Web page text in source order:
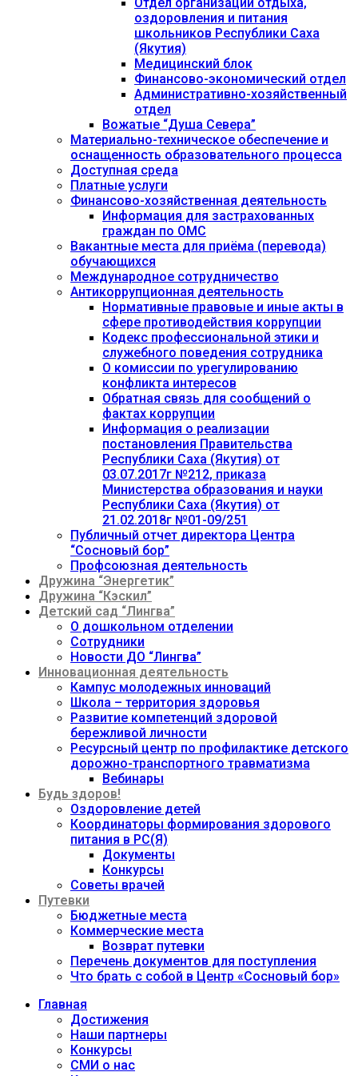
оздоровления и питания
школьников Республики Саха
(Якутия)
Медицинский блок
Финансово-экономический отдел
Административно-хозяйственный
отдел
Вожатые “Душа Севера”
Материально-техническое обеспечение и
оснащенность образовательного процесса
Доступная среда
Платные услуги
Финансово-хозяйственная деятельность
Информация для застрахованных
граждан по ОМС
Вакантные места для приёма (перевода)
обучающихся
Международное сотрудничество
Антикоррупционная деятельность
Нормативные правовые и иные акты в
сфере противодействия коррупции
Кодекс профессиональной этики и
служебного поведения сотрудника
О комиссии по урегулированию
конфликта интересов
Обратная связь для сообщений о
фактах коррупции
Информация о реализации
постановления Правительства
Республики Саха (Якутия) от
03.07.2017г №212, приказа
Министерства образования и науки
Республики Саха (Якутия) от
21.02.2018г №01-09/251
Публичный отчет директора Центра
“Сосновый бор”
Профсоюзная деятельность
Дружина “Энергетик”
Дружина “Кэскил”
Детский сад “Лингва”
О дошкольном отделении
Сотрудники
Новости ДО “Лингва”
Инновационная деятельность
Кампус молодежных инноваций
Школа – территория здоровья
Развитие компетенций здоровой
бережливой личности
Ресурсный центр по профилактике детского
дорожно-транспортного травматизма
Вебинары
Будь здоров!
Оздоровление детей
Координаторы формирования здорового
питания в РС(Я)
Документы
Конкурсы
Советы врачей
Путевки
Бюджетные места
Коммерческие места
Возврат путевки
Перечень документов для поступления
Что брать с собой в Центр «Сосновый бор»
Главная
Достижения
Наши партнеры
Конкурсы
СМИ о нас